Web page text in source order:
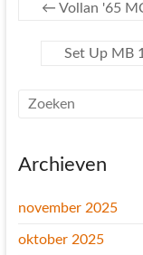
← Vollan '65
Set Up MB
Archieven
november 2025
oktober 2025